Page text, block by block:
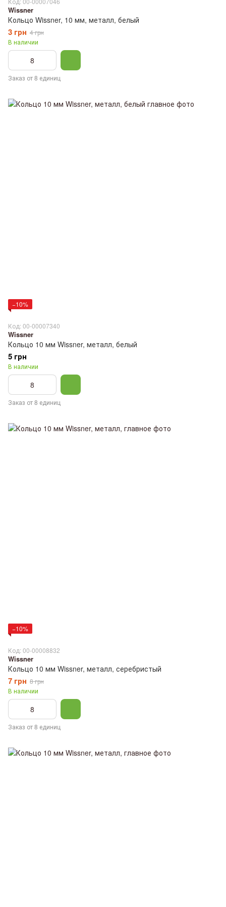
Wissner
Кольцо Wissner, 10 мм, металл, белый
3 грн 4 грн
В наличии
Заказ от 8 единиц
−10%
Код: 00-00007340
Wissner
Кольцо 10 мм Wissner, металл, белый
5 грн
В наличии
Заказ от 8 единиц
−10%
Код: 00-00008832
Wissner
Кольцо 10 мм Wissner, металл, серебристый
7 грн 8 грн
В наличии
Заказ от 8 единиц